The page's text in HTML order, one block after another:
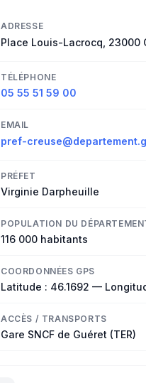
ADRESSE
Place Louis-Lacrocq 23000
TÉLÉPHONE
05 55 51 59 00
EMAIL
pref-
PRÉFET
Virginie Darpheuille
POPULATION DU
116 000 habitants
COORDONNÉES GPS
Latitude : 46.1692 —
ACCÈS / TRANSPORTS
Gare SNCF de Guéret (TER)